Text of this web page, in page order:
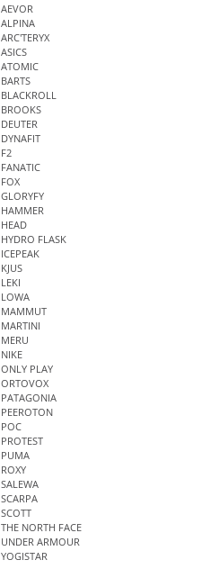
AEVOR
ALPINA
ARC'TERYX
ASICS
ATOMIC
BARTS
BLACKROLL
BROOKS
DEUTER
DYNAFIT
F2
FANATIC
FOX
GLORYFY
HAMMER
HEAD
HYDRO FLASK
ICEPEAK
KJUS
LEKI
LOWA
MAMMUT
MARTINI
MERU
NIKE
ONLY PLAY
ORTOVOX
PATAGONIA
PEEROTON
POC
PROTEST
PUMA
ROXY
SALEWA
SCARPA
SCOTT
THE NORTH FACE
UNDER ARMOUR
YOGISTAR